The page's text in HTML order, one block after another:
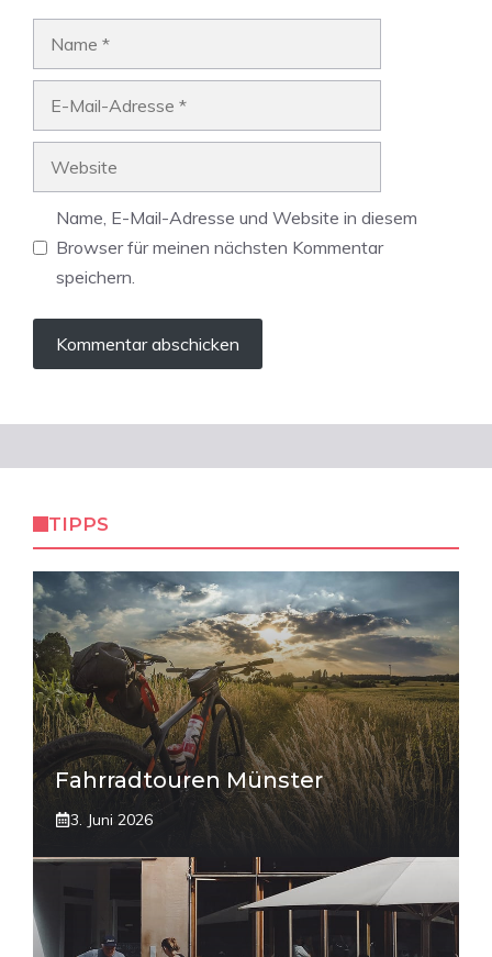
Name, E-Mail-Adresse und Website in diesem
Browser für meinen nächsten Kommentar
speichern.
TIPPS
Fahrradtouren Münster
3. Juni 2026